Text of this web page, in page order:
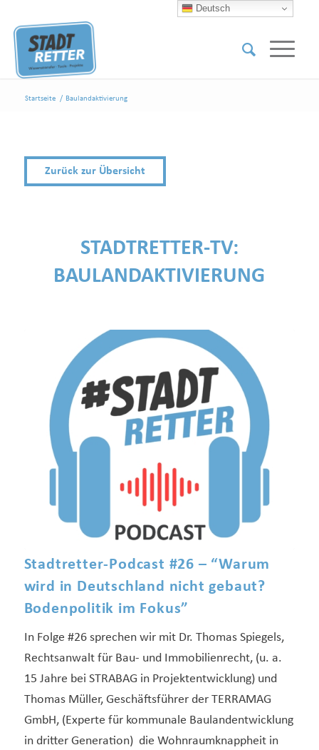
Startseite / Baulandaktivierung
Zurück zur Übersicht
STADTRETTER-TV:
BAULANDAKTIVIERUNG
Stadtretter-Podcast #26 – “Warum
wird in Deutschland nicht gebaut?
Bodenpolitik im Fokus”
In Folge #26 sprechen wir mit Dr. Thomas Spiegels,
Rechtsanwalt für Bau- und Immobilienrecht, (u. a.
15 Jahre bei STRABAG in Projektentwicklung) und
Thomas Müller, Geschäftsführer der TERRAMAG
GmbH, (Experte für kommunale Baulandentwicklung
in dritter Generation) die Wohnraumknappheit in
Deutsch